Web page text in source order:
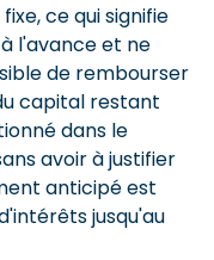
ce qui signifie
l'avance et ne
de rembourser
capital restant
dans le
avoir à justifier
anticipé est
jusqu'au